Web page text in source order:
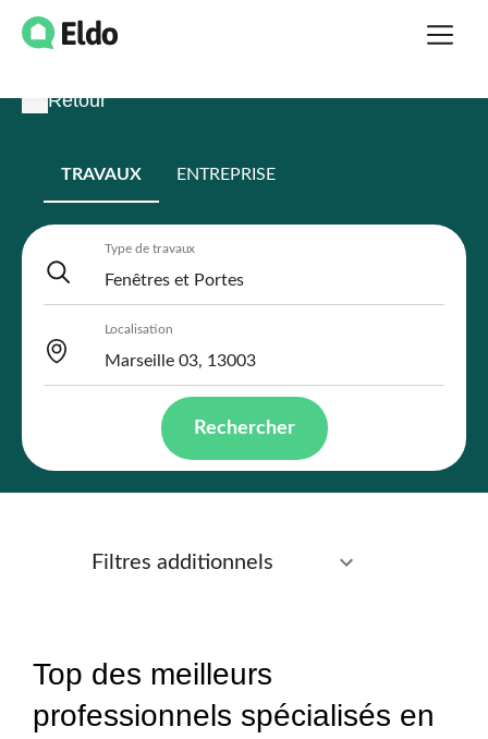
Retour
TRAVAUX ENTREPRISE
Type de travaux
Localisation
Rechercher
Filtres additionnels
Top des meilleurs
professionnels spécialisés en